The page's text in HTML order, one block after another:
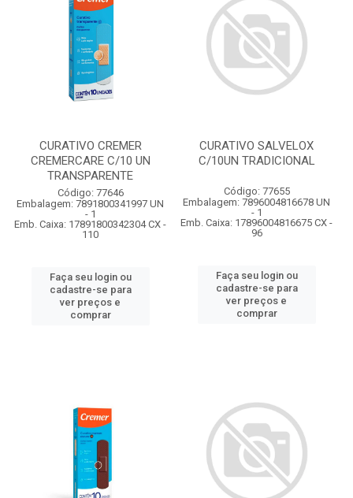
CURATIVO CREMER
CREMERCARE C/10 UN
TRANSPARENTE
Código: 77646
Embalagem: 7891800341997 UN
- 1
Emb. Caixa: 17891800342304 CX -
110
Faça seu login ou
cadastre-se para
ver preços e
comprar
CURATIVO SALVELOX
C/10UN TRADICIONAL
Código: 77655
Embalagem: 7896004816678 UN
- 1
Emb. Caixa: 17896004816675 CX -
96
Faça seu login ou
cadastre-se para
ver preços e
comprar